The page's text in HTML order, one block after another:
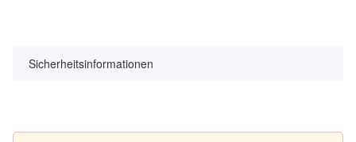
Sicherheitsinformationen